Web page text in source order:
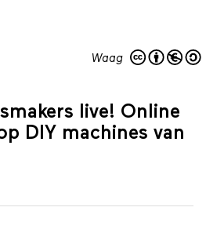
Waag
live! Online
DIY machines van